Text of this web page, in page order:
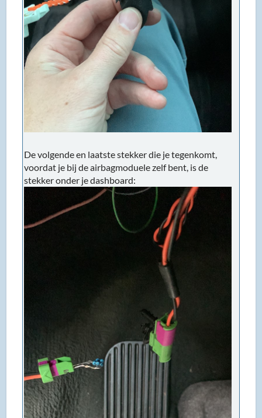
De volgende en laatste stekker die je tegenkomt,
voordat je bij de airbagmoduele zelf bent, is de
stekker onder je dashboard: